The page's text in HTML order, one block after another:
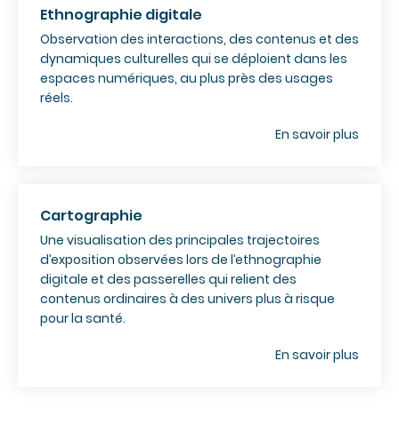
Ethnographie digitale
Observation des interactions, des contenus et des
dynamiques culturelles qui se déploient dans les
espaces numériques, au plus près des usages
réels.
En savoir plus
Cartographie
Une visualisation des principales trajectoires
d’exposition observées lors de l’ethnographie
digitale et des passerelles qui relient des
contenus ordinaires à des univers plus à risque
pour la santé.
En savoir plus